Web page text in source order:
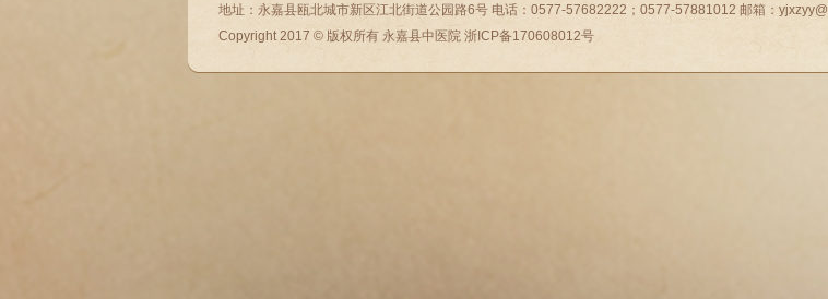
地址：永嘉县瓯北城市新区江北街道公园路6号 电话：0577-57682222；0577-57881012 邮箱：
Copyright 2017 © 版权所有 永嘉县中医院 浙ICP备170608012号